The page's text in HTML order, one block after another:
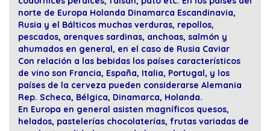
norte de Europa Holanda Dinamarca Escandinavia,
Rusia y el Bálticos muchas verduras, repollos,
pescados, arenques sardinas, anchoas, salmón y
ahumados en general, en el caso de Rusia Caviar
Con relación a las bebidas los países característicos
de vino son Francia, España, Italia, Portugal, y los
países de la cerveza pueden considerarse Alemania
Rep. Scheca, Bélgica, Dinamarca, Holanda.
En Europa en general asisten magníficos quesos,
helados, pastelerías chocolaterías, frutas variadas de